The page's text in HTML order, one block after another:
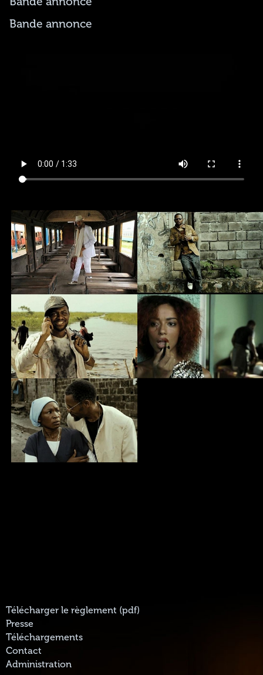
Bande annonce
Télécharger le règlement (pdf)
Presse
Téléchargements
Contact
Administration